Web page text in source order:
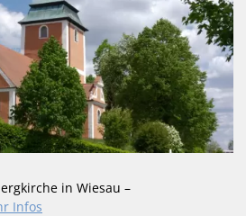
in Wiesau –
Infos